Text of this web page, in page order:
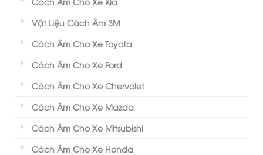
Vật Liệu Cách Âm 3M
Cách Âm Cho Xe Toyota
Cách Âm Cho Xe Ford
Cách Âm Cho Xe Chervolet
Cách Âm Cho Xe Mazda
Cách Âm Cho Xe Mitsubishi
Cách Âm Cho Xe Honda